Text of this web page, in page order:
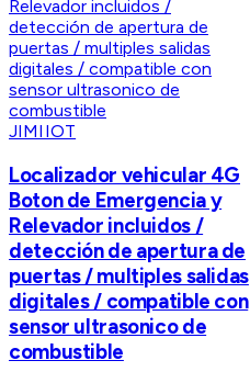
JIMIIOT
Localizador vehicular 4G
Boton de Emergencia y
Relevador incluidos /
detección de apertura de
puertas / multiples salidas
digitales / compatible con
sensor ultrasonico de
combustible